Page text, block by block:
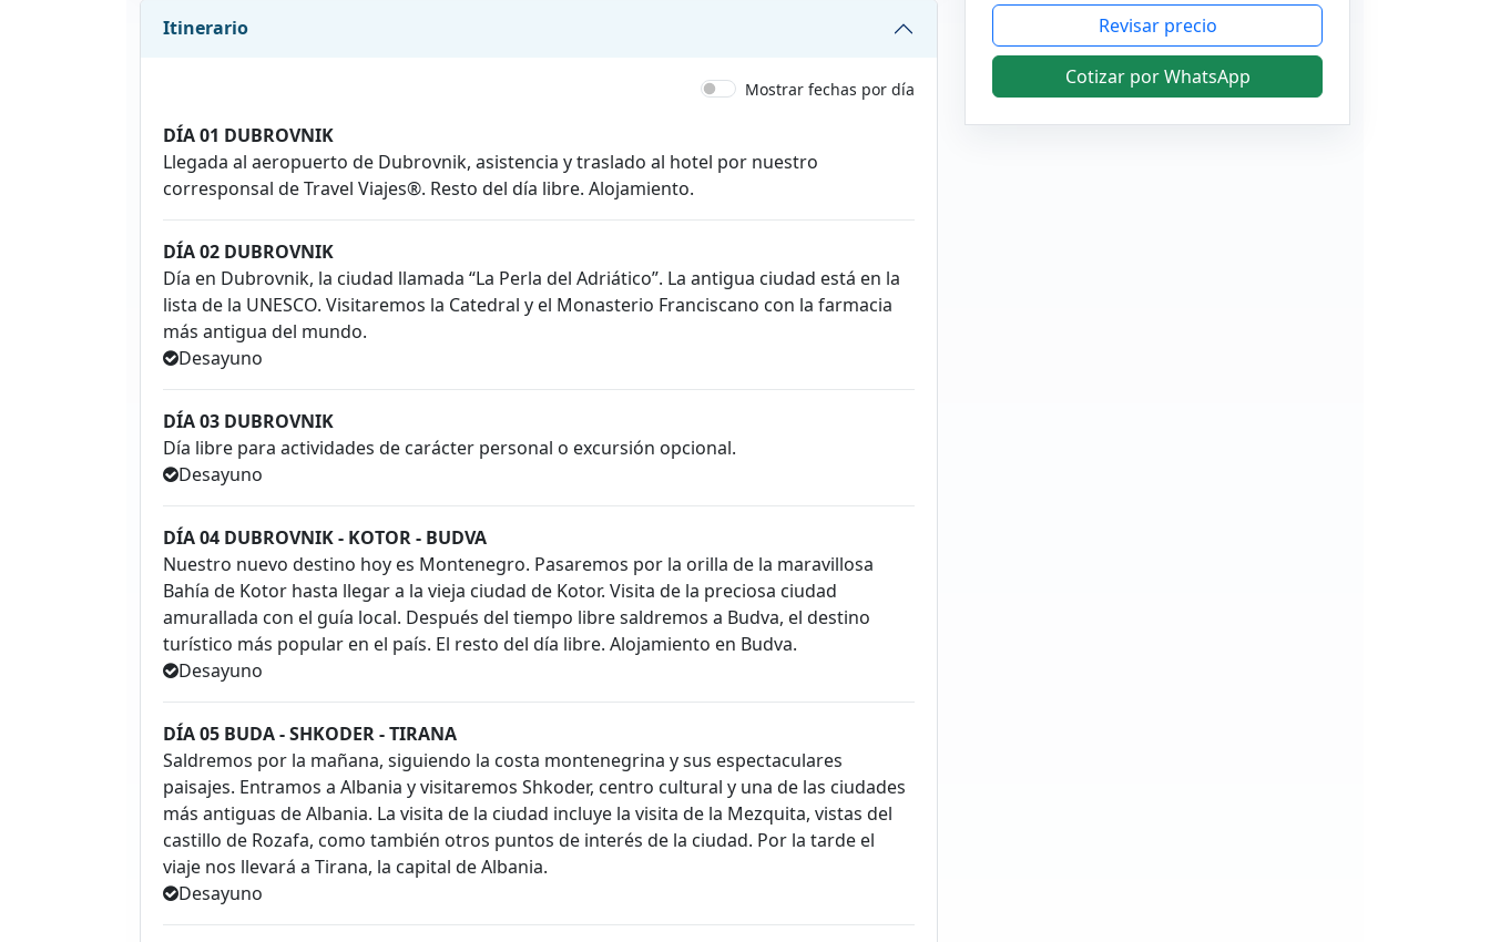
Itinerario
Mostrar fechas por día
DÍA 01 DUBROVNIK
Llegada al aeropuerto de Dubrovnik, asistencia y traslado al hotel por nuestro
corresponsal de Travel Viajes®. Resto del día libre. Alojamiento.
DÍA 02 DUBROVNIK
Día en Dubrovnik, la ciudad llamada “La Perla del Adriático”. La antigua ciudad está en la
lista de la UNESCO. Visitaremos la Catedral y el Monasterio Franciscano con la farmacia
más antigua del mundo.
Desayuno
DÍA 03 DUBROVNIK
Día libre para actividades de carácter personal o excursión opcional.
Desayuno
DÍA 04 DUBROVNIK - KOTOR - BUDVA
Nuestro nuevo destino hoy es Montenegro. Pasaremos por la orilla de la maravillosa
Bahía de Kotor hasta llegar a la vieja ciudad de Kotor. Visita de la preciosa ciudad
amurallada con el guía local. Después del tiempo libre saldremos a Budva, el destino
turístico más popular en el país. El resto del día libre. Alojamiento en Budva.
Desayuno
DÍA 05 BUDA - SHKODER - TIRANA
Saldremos por la mañana, siguiendo la costa montenegrina y sus espectaculares
paisajes. Entramos a Albania y visitaremos Shkoder, centro cultural y una de las ciudades
más antiguas de Albania. La visita de la ciudad incluye la visita de la Mezquita, vistas del
castillo de Rozafa, como también otros puntos de interés de la ciudad. Por la tarde el
viaje nos llevará a Tirana, la capital de Albania.
Desayuno
Revisar precio
Cotizar por WhatsApp